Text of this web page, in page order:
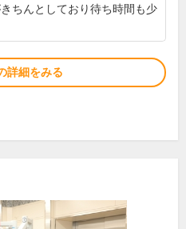
ちんとしており待ち時間も少
詳細をみる